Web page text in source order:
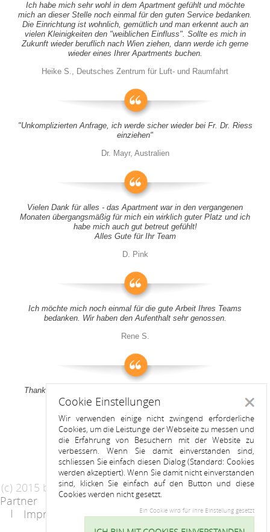
Ich habe mich sehr wohl in dem Apartment gefühlt und möchte
mich an dieser Stelle noch einmal für den guten Service bedanken.
Die Einrichtung ist wohnlich, gemütlich und man erkennt auch an
vielen Kleinigkeiten den "weiblichen Einfluss". Sollte es mich in
Zukunft wieder beruflich nach Wien ziehen, dann werde ich gerne
wieder eines Ihrer Apartments buchen.
Heike S., Deutsches Zentrum für Luft- und Raumfahrt
"Unkomplizierten Anfrage, ich werde sicher wieder bei Fr. Dr. Riess
einziehen"
Dr. Mayr, Australien
Vielen Dank für alles - das Apartment war in den vergangenen
Monaten übergangsmäßig für mich ein wirklich guter Platz und ich
habe mich auch gut betreut gefühlt!
Alles Gute für Ihr Team
D. Pink
Ich möchte mich noch einmal für die gute Arbeit Ihres Teams
bedanken. Wir haben den Aufenthalt sehr genossen.
Rene S.
Thank you all for your support! It was a pleasure to stay at your
apartment
Anitah S.
(c) 2015 by Riess Apartments
Partner
AGB
Datenschutzerklärung
Impressum
Kontakt
Cookie Einstellungen
Wir verwenden einige nicht zwingend erforderliche
Cookies, um die Leistunge der Webseite zu messen und
die Erfahrung von Besuchern mit der Website zu
verbessern. Wenn Sie damit einverstanden sind,
schliessen Sie einfach diesen Dialog (Standard: Cookies
werden akzeptiert). Wenn Sie damit nicht einverstanden
sind, klicken Sie einfach auf den Button und diese
Cookies werden nicht gesetzt.
Ein Cookie wird für Ihre Einstellung gesetzt